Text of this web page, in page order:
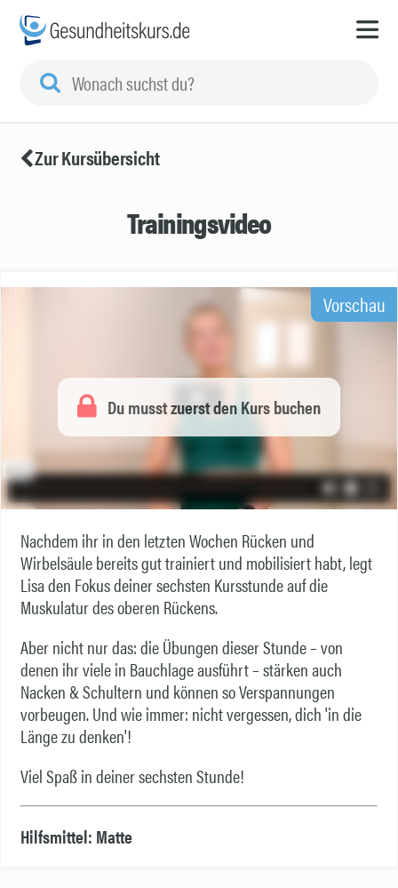
Zur Kursübersicht
Trainingsvideo
Du musst zuerst den Kurs buchen
Vorschau
Nachdem ihr in den letzten Wochen Rücken und
Wirbelsäule bereits gut trainiert und mobilisiert habt, legt
Lisa den Fokus deiner sechsten Kursstunde auf die
Muskulatur des oberen Rückens.
Aber nicht nur das: die Übungen dieser Stunde – von
denen ihr viele in Bauchlage ausführt – stärken auch
Nacken & Schultern und können so Verspannungen
vorbeugen. Und wie immer: nicht vergessen, dich 'in die
Länge zu denken'!
Viel Spaß in deiner sechsten Stunde!
Hilfsmittel: Matte